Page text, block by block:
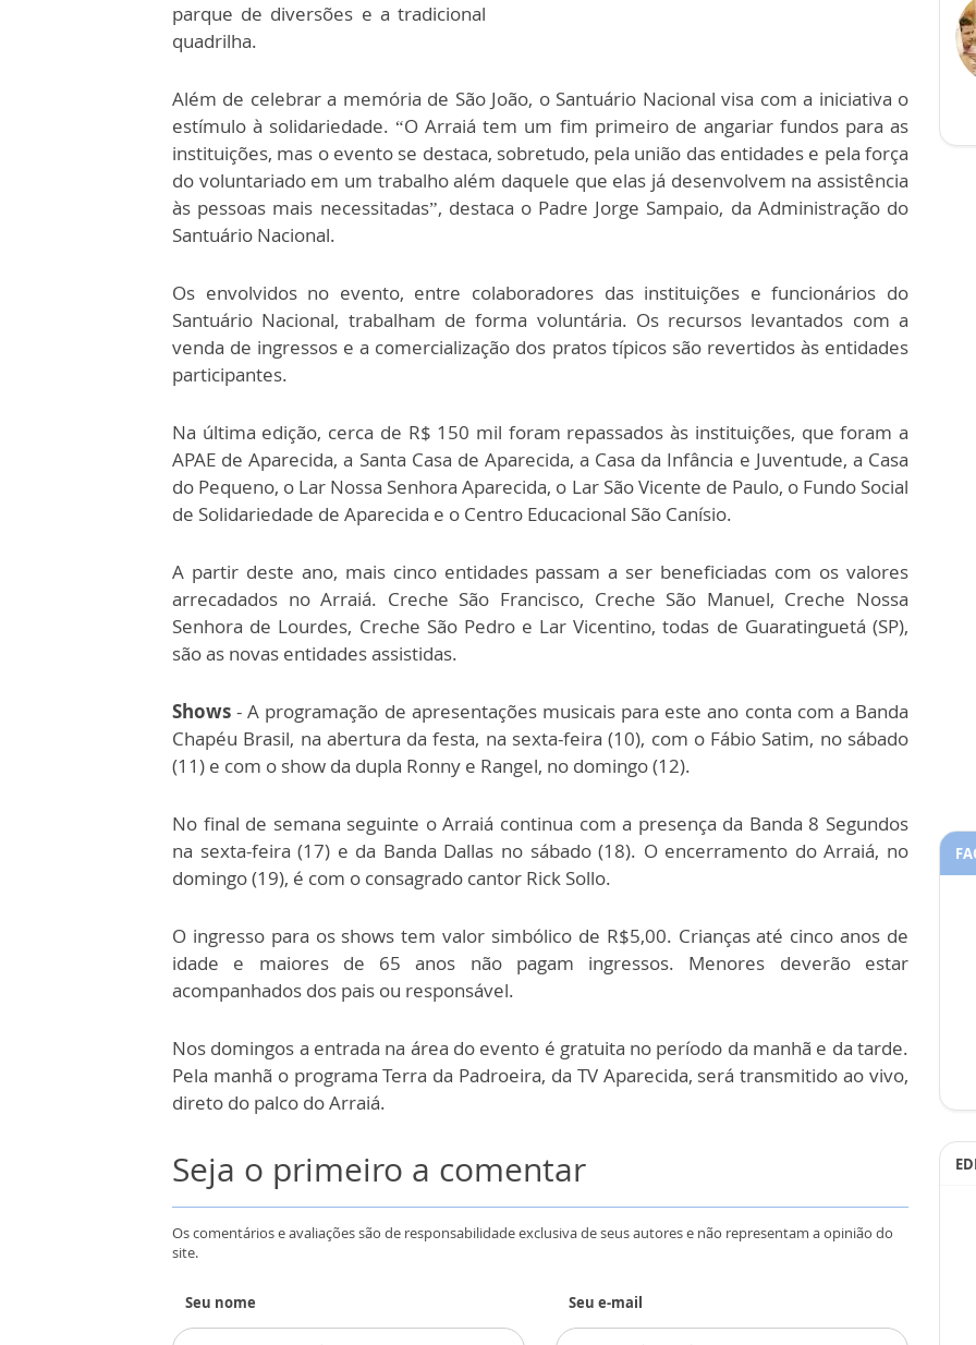
parque de diversões e a tradicional
quadrilha.
Além de celebrar a memória de São João, o Santuário Nacional visa com a iniciativa o
estímulo à solidariedade. “O Arraiá tem um fim primeiro de angariar fundos para as
instituições, mas o evento se destaca, sobretudo, pela união das entidades e pela força
do voluntariado em um trabalho além daquele que elas já desenvolvem na assistência
às pessoas mais necessitadas”, destaca o Padre Jorge Sampaio, da Administração do
Santuário Nacional.
Os envolvidos no evento, entre colaboradores das instituições e funcionários do
Santuário Nacional, trabalham de forma voluntária. Os recursos levantados com a
venda de ingressos e a comercialização dos pratos típicos são revertidos às entidades
participantes.
Na última edição, cerca de R$ 150 mil foram repassados às instituições, que foram a
APAE de Aparecida, a Santa Casa de Aparecida, a Casa da Infância e Juventude, a Casa
do Pequeno, o Lar Nossa Senhora Aparecida, o Lar São Vicente de Paulo, o Fundo Social
de Solidariedade de Aparecida e o Centro Educacional São Canísio.
A partir deste ano, mais cinco entidades passam a ser beneficiadas com os valores
arrecadados no Arraiá. Creche São Francisco, Creche São Manuel, Creche Nossa
Senhora de Lourdes, Creche São Pedro e Lar Vicentino, todas de Guaratinguetá (SP),
são as novas entidades assistidas.
Shows- A programação de apresentações musicais para este ano conta com a Banda
Chapéu Brasil, na abertura da festa, na sexta-feira (10), com o Fábio Satim, no sábado
(11) e com o show da dupla Ronny e Rangel, no domingo (12).
No final de semana seguinte o Arraiá continua com a presença da Banda 8 Segundos
na sexta-feira (17) e da Banda Dallas no sábado (18). O encerramento do Arraiá, no
domingo (19), é com o consagrado cantor Rick Sollo.
O ingresso para os shows tem valor simbólico de R$5,00. Crianças até cinco anos de
idade e maiores de 65 anos não pagam ingressos. Menores deverão estar
acompanhados dos pais ou responsável.
Nos domingos a entrada na área do evento é gratuita no período da manhã e da tarde.
Pela manhã o programa Terra da Padroeira, da TV Aparecida, será transmitido ao vivo,
direto do palco do Arraiá.
Seja o primeiro a comentar
Os comentários e avaliações são de responsabilidade exclusiva de seus autores e não representam a opinião do
site.
Seu nome Seu e-mail